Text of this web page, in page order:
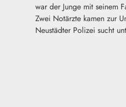
war der Junge mit seinem
Zwei Notärzte kamen zur
Neustädter Polizei sucht